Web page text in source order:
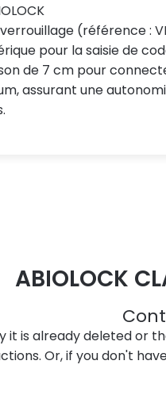
(référence :
pour la saisie de
de 7 cm pour
assurant une
ABIOLOCK
it is already deleted or
Or, if you don't